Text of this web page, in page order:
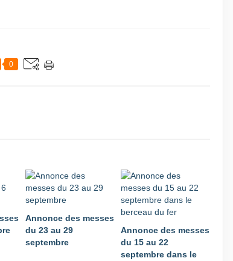
0
Annonce des messes
du 23 au 29
septembre
Annonce des messes
du 15 au 22
septembre dans le